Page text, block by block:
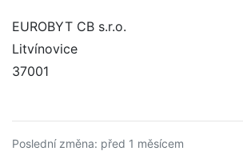
EUROBYT CB s.r.o.
Litvínovice
37001
Poslední změna: před 1 měsícem